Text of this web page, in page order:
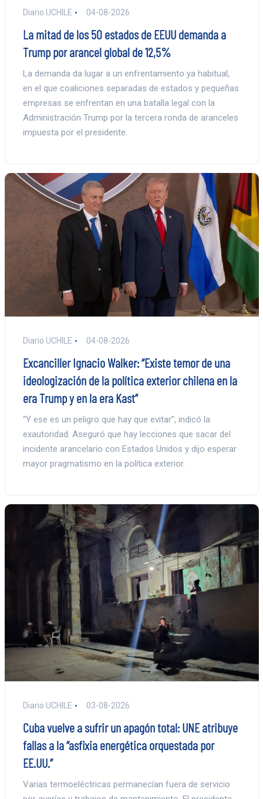
Diario UCHILE 04-08-2026
La mitad de los 50 estados de EEUU demanda a
Trump por arancel global de 12,5%
La demanda da lugar a un enfrentamiento ya habitual,
en el que coaliciones separadas de estados y pequeñas
empresas se enfrentan en una batalla legal con la
Administración Trump por la tercera ronda de aranceles
impuesta por el presidente.
Diario UCHILE 04-08-2026
Excanciller Ignacio Walker: “Existe temor de una
ideologización de la política exterior chilena en la
era Trump y en la era Kast”
“Y ese es un peligro que hay que evitar”, indicó la
exautoridad. Aseguró que hay lecciones que sacar del
incidente arancelario con Estados Unidos y dijo esperar
mayor pragmatismo en la política exterior.
Diario UCHILE 03-08-2026
Cuba vuelve a sufrir un apagón total: UNE atribuye
fallas a la “asfixia energética orquestada por
EE.UU.”
Varias termoeléctricas permanecían fuera de servicio